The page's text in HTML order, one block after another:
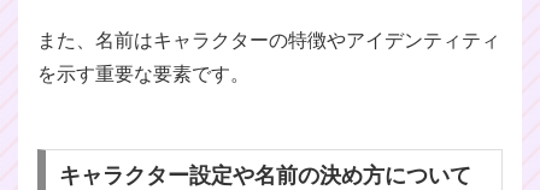
また、名前はキャラクターの特徴やアイデンティティ
を示す重要な要素です。
キャラクター設定や名前の決め方について